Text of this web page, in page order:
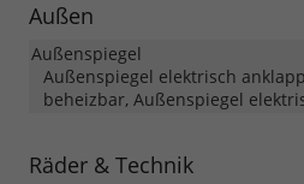
Außen
Außenspiegel
Außenspiegel elektrisch
beheizbar, Außenspiegel
Räder & Technik